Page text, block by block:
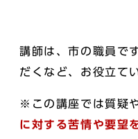
講師は、市の職員で
だくなど、お役立て
※この講座では質疑
に対する苦情や要望